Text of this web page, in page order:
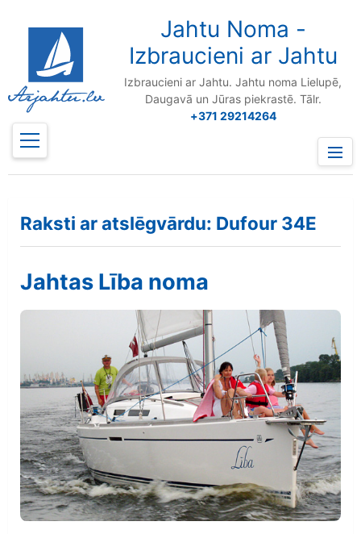
Jahtu Noma -
Izbraucieni ar Jahtu
Izbraucieni ar Jahtu. Jahtu noma Lielupē,
Daugavā un Jūras piekrastē. Tālr.
+371 29214264
Menu
Raksti ar atslēgvārdu: Dufour 34E
Jahtas Lība noma